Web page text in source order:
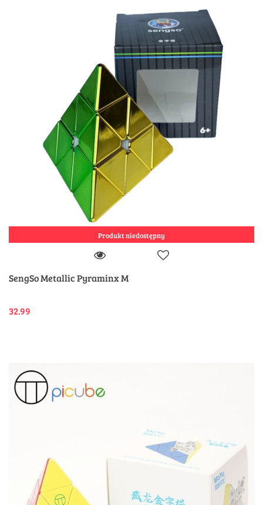
Produkt niedostępny
SengSo Metallic Pyraminx M
32.99